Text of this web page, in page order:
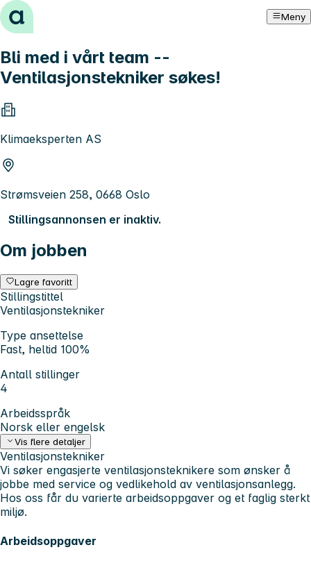
Hopp til innhold Meny
Bli med i vårt team --
Ventilasjonstekniker søkes!
Klimaeksperten AS
Strømsveien 258, 0668 Oslo
Stillingsannonsen er inaktiv.
Om jobben
Lagre favoritt
Stillingstittel
Ventilasjonstekniker
Type ansettelse
Fast, heltid 100%
Antall stillinger
4
Arbeidsspråk
Norsk eller engelsk
Vis flere detaljer
Ventilasjonstekniker
Vi søker engasjerte ventilasjonsteknikere som ønsker å
jobbe med service og vedlikehold av ventilasjonsanlegg.
Hos oss får du varierte arbeidsoppgaver og et faglig sterkt
miljø.
Arbeidsoppgaver